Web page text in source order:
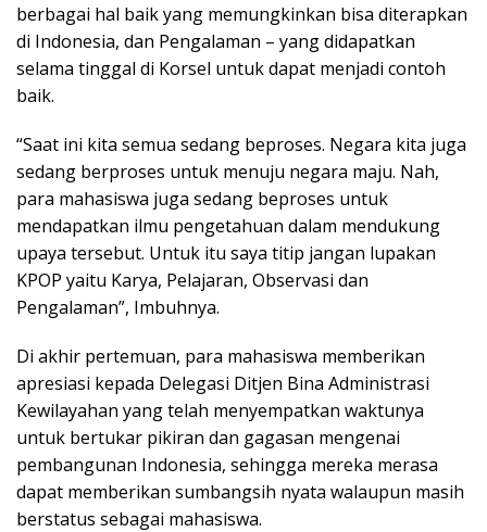
berbagai hal baik yang memungkinkan bisa diterapkan
di Indonesia, dan Pengalaman – yang didapatkan
selama tinggal di Korsel untuk dapat menjadi contoh
baik.
“Saat ini kita semua sedang beproses. Negara kita juga
sedang berproses untuk menuju negara maju. Nah,
para mahasiswa juga sedang beproses untuk
mendapatkan ilmu pengetahuan dalam mendukung
upaya tersebut. Untuk itu saya titip jangan lupakan
KPOP yaitu Karya, Pelajaran, Observasi dan
Pengalaman”, Imbuhnya.
Di akhir pertemuan, para mahasiswa memberikan
apresiasi kepada Delegasi Ditjen Bina Administrasi
Kewilayahan yang telah menyempatkan waktunya
untuk bertukar pikiran dan gagasan mengenai
pembangunan Indonesia, sehingga mereka merasa
dapat memberikan sumbangsih nyata walaupun masih
berstatus sebagai mahasiswa.